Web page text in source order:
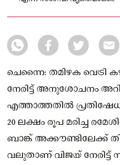
ചെന്നൈ: തമിഴക വെട്രി
നേരിട്ട് അനുശോചനം
എത്താത്തതിൽ
20 ലക്ഷം രൂപ മരിച്ച
ബാങ്ക് അക്കൗണ്ടിലേക്ക്
വലുതാണ് വിജയ് നേരിട്ട്